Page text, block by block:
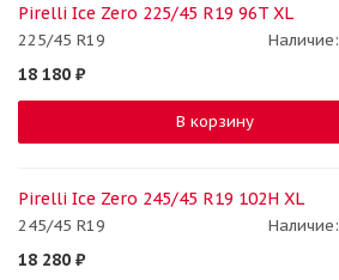
Pirelli Ice Zero 225/45 R19 96T XL
225/45 R19 Наличие:
18 180 ₽
В корзину
Pirelli Ice Zero 245/45 R19 102H XL
245/45 R19 Наличие:
18 280 ₽